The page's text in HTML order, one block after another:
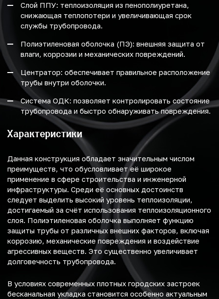
Слой ППУ: теплоизоляция из пенополиуретана,
снижающая теплопотери и увеличивающая срок
службы трубопровода.
Полиэтиленовая оболочка (ПЭ): внешняя защита от
влаги, коррозии и механических повреждений.
Центратор: обеспечивает правильное расположение
трубы внутри оболочки.
Система ОДК: позволяет контролировать состояние
трубопровода и быстро обнаруживать повреждения.
Характеристики
Данная конструкция обладает значительным числом
преимуществ, что обусловливает её широкое
применение в сфере строительства и инженерной
инфраструктуры. Среди её основных достоинств
следует выделить высокий уровень теплоизоляции,
достигаемый за счёт использования теплоизоляционного
слоя. Полиэтиленовая оболочка выполняет функцию
защиты трубы от различных внешних факторов, включая
коррозию, механические повреждения и воздействие
агрессивных веществ. Это существенно увеличивает
долговечность трубопровода.
В условиях современных плотных городских застроек
бесканальная укладка становится особенно актуальным